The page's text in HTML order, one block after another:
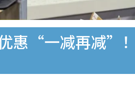
惠“一减再减”